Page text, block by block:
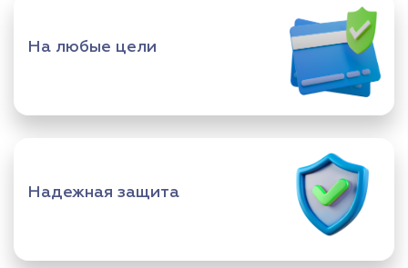
На любые цели
Надежная защита